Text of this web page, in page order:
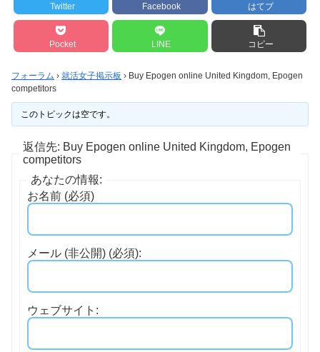
Twitter Facebook はてブ
Pocket LINE コピー
フォーラム › 就活女子掲示板 › Buy Epogen online United Kingdom, Epogen
competitors
このトピックは空です。
返信先: Buy Epogen online United Kingdom, Epogen
competitors
あなたの情報:
お名前 (必須)
メール (非公開) (必須):
ウェブサイト: